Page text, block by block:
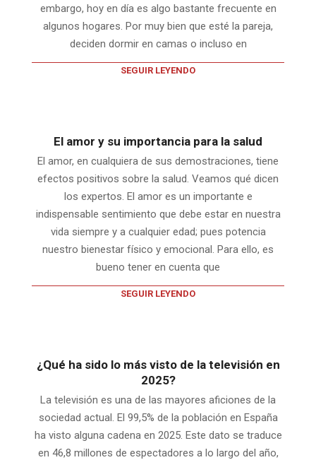
embargo, hoy en día es algo bastante frecuente en
algunos hogares. Por muy bien que esté la pareja,
deciden dormir en camas o incluso en
SEGUIR LEYENDO
El amor y su importancia para la salud
El amor, en cualquiera de sus demostraciones, tiene
efectos positivos sobre la salud. Veamos qué dicen
los expertos. El amor es un importante e
indispensable sentimiento que debe estar en nuestra
vida siempre y a cualquier edad; pues potencia
nuestro bienestar físico y emocional. Para ello, es
bueno tener en cuenta que
SEGUIR LEYENDO
¿Qué ha sido lo más visto de la televisión en
2025?
La televisión es una de las mayores aficiones de la
sociedad actual. El 99,5% de la población en España
ha visto alguna cadena en 2025. Este dato se traduce
en 46,8 millones de espectadores a lo largo del año,